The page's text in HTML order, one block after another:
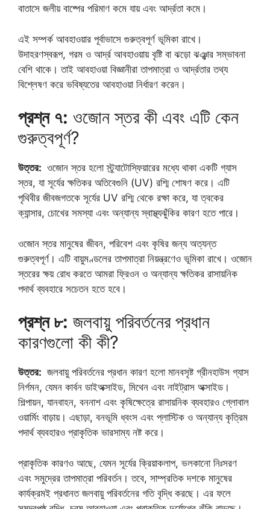
বাতাসে জলীয় বাষ্পের পরিমাণ কমে যায় এবং আর্দ্রতা কমে।
এই সম্পর্ক আবহাওয়ার পূর্বাভাসে গুরুত্বপূর্ণ ভূমিকা রাখে।
উদাহরণস্বরূপ, গরম ও আর্দ্র আবহাওয়ায় বৃষ্টি বা ঝড়ো ঝঞ্ঝার সম্ভাবনা
বেশি থাকে। তাই আবহাওয়া বিজ্ঞানীরা তাপমাত্রা ও আর্দ্রতার তথ্য
বিশ্লেষণ করে ভবিষ্যতের আবহাওয়া নির্ধারণ করেন।
প্রশ্ন ৭: ওজোন স্তর কী এবং এটি কেন
গুরুত্বপূর্ণ?
উত্তর: ওজোন স্তর হলো স্ট্র্যাটোস্ফিয়ারের মধ্যে থাকা একটি গ্যাস
স্তর, যা সূর্যের ক্ষতিকর অতিবেগুনি (UV) রশ্মি শোষণ করে। এটি
পৃথিবীর জীবজগতকে সূর্যের UV রশ্মি থেকে রক্ষা করে, যা ত্বকের
ক্যান্সার, চোখের সমস্যা এবং অন্যান্য স্বাস্থ্যঝুঁকির কারণ হতে পারে।
ওজোন স্তর মানুষের জীবন, পরিবেশ এবং কৃষির জন্য অত্যন্ত
গুরুত্বপূর্ণ। এটি বায়ুমণ্ডলের তাপমাত্রা নিয়ন্ত্রণেও ভূমিকা রাখে। ওজোন
স্তরের ক্ষয় রোধ করতে আমরা ফ্রিওন ও অন্যান্য ক্ষতিকর রাসায়নিক
পদার্থ ব্যবহারে সচেতন হতে হবে।
প্রশ্ন ৮: জলবায়ু পরিবর্তনের প্রধান
কারণগুলো কী কী?
উত্তর: জলবায়ু পরিবর্তনের প্রধান কারণ হলো মানবসৃষ্ট গ্রীনহাউস গ্যাস
নির্গমন, যেমন কার্বন ডাইঅক্সাইড, মিথেন এবং নাইট্রাস অক্সাইড।
শিল্পায়ন, যানবাহন, বননাশ এবং কৃষিক্ষেত্রে রাসায়নিক ব্যবহারও গ্লোবাল
ওয়ার্মিং বাড়ায়। এছাড়া, বনভূমি ধ্বংস এবং প্লাস্টিক ও অন্যান্য কৃত্রিম
পদার্থ ব্যবহারও প্রাকৃতিক ভারসাম্য নষ্ট করে।
প্রাকৃতিক কারণও আছে, যেমন সূর্যের ক্রিয়াকলাপ, ভলকানো নিঃসরণ
এবং সমুদ্রের তাপমাত্রা পরিবর্তন। তবে, সাম্প্রতিক দশকে মানুষের
কার্যক্রমই প্রধানত জলবায়ু পরিবর্তনের গতি বৃদ্ধি করছে। এর ফলে